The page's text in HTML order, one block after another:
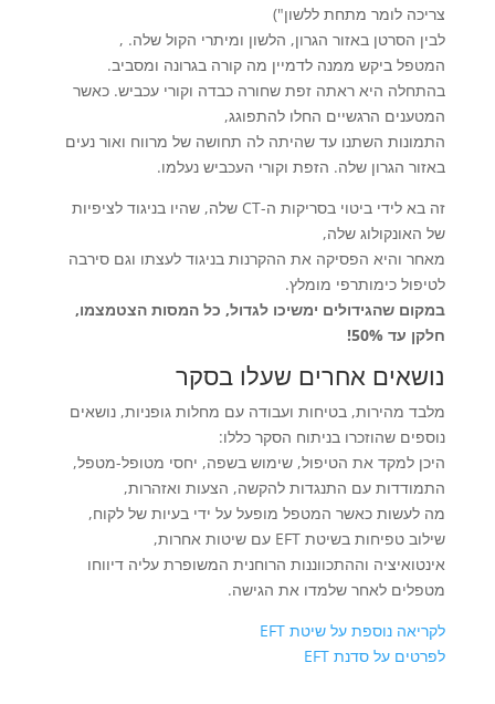
צריכה לומר מתחת ללשון")
לבין הסרטן באזור הגרון, הלשון ומיתרי הקול שלה. ,
המטפל ביקש ממנה לדמיין מה קורה בגרונה ומסביב.
בהתחלה היא ראתה זפת שחורה כבדה וקורי עכביש. כאשר
המטענים הרגשיים החלו להתפוגג,
התמונות השתנו עד שהיתה לה תחושה של מרווח ואור נעים
באזור הגרון שלה. הזפת וקורי העכביש נעלמו.
זה בא לידי ביטוי בסריקות ה-CT שלה, שהיו בניגוד לציפיות
של האונקולוג שלה,
מאחר והיא הפסיקה את ההקרנות בניגוד לעצתו וגם סירבה
לטיפול כימותרפי מומלץ.
במקום שהגידולים ימשיכו לגדול, כל המסות הצטמצמו,
חלקן עד 50%!
נושאים אחרים שעלו בסקר
מלבד מהירות, בטיחות ועבודה עם מחלות גופניות, נושאים
נוספים שהוזכרו בניתוח הסקר כללו:
היכן למקד את הטיפול, שימוש בשפה, יחסי מטופל-מטפל,
התמודדות עם התנגדות להקשה, הצעות ואזהרות,
מה לעשות כאשר המטפל מופעל על ידי בעיות של לקוח,
שילוב טפיחות בשיטת EFT עם שיטות אחרות,
אינטואיציה וההתכווננות הרוחנית המשופרת עליה דיווחו
מטפלים לאחר שלמדו את הגישה.
לקריאה נוספת על שיטת EFT
לפרטים על סדנת EFT